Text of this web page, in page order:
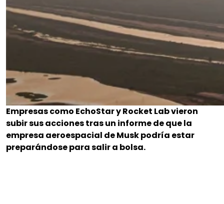
Empresas como EchoStar y Rocket Lab vieron
subir sus acciones tras un informe de que la
empresa aeroespacial de Musk podría estar
preparándose para salir a bolsa.